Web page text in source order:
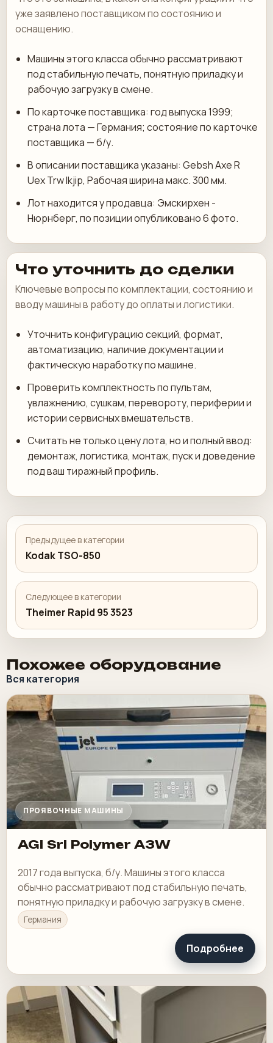
уже заявлено поставщиком по состоянию и
оснащению.
Машины этого класса обычно рассматривают
под стабильную печать, понятную приладку и
рабочую загрузку в смене.
По карточке поставщика: год выпуска 1999;
страна лота — Германия; состояние по карточке
поставщика — б/у.
В описании поставщика указаны: Gebsh Axe R
Uex Trw Ikjip, Рабочая ширина макс. 300 мм.
Лот находится у продавца: Эмскирхен -
Нюрнберг, по позиции опубликовано 6 фото.
Что уточнить до сделки
Ключевые вопросы по комплектации, состоянию и
вводу машины в работу до оплаты и логистики.
Уточнить конфигурацию секций, формат,
автоматизацию, наличие документации и
фактическую наработку по машине.
Проверить комплектность по пультам,
увлажнению, сушкам, перевороту, периферии и
истории сервисных вмешательств.
Считать не только цену лота, но и полный ввод:
демонтаж, логистика, монтаж, пуск и доведение
под ваш тиражный профиль.
Предыдущее в категории
Kodak TSO-850
Следующее в категории
Theimer Rapid 95 3523
Похожее оборудование
Вся категория
ПРОЯВОЧНЫЕ МАШИНЫ
AGI Srl Polymer A3W
2017 года выпуска, б/у. Машины этого класса
обычно рассматривают под стабильную печать,
понятную приладку и рабочую загрузку в смене.
Германия
Подробнее